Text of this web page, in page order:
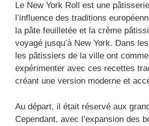
Le New York Roll est une
l’influence des traditions
la pâte feuilletée et la crème
voyagé jusqu’à New York. Dans
les pâtissiers de la ville ont
expérimenter avec ces recettes
créant une version moderne et
Au départ, il était réservé aux
Cependant, avec l’expansion des